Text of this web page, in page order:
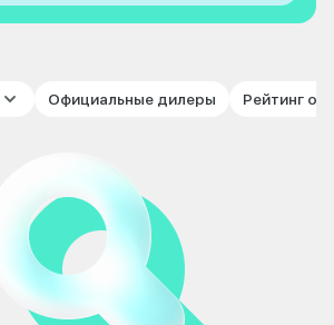
Официальные дилеры Рейтинг